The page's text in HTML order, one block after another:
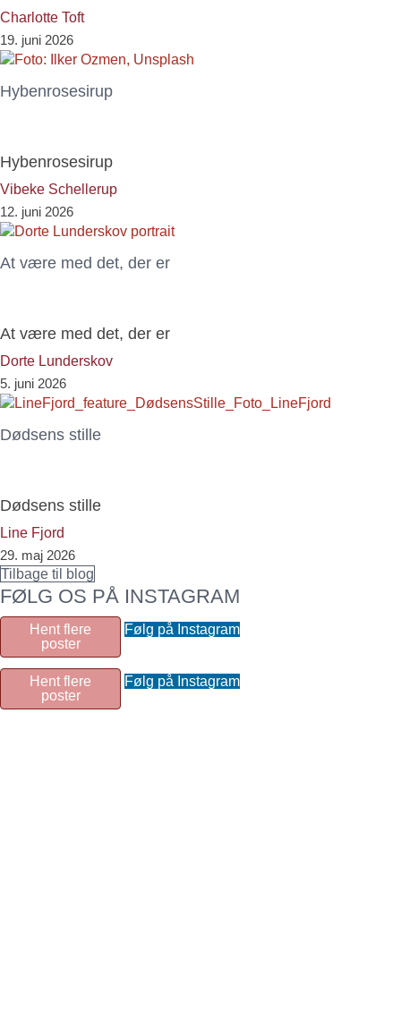
Charlotte Toft
19. juni 2026
Hybenrosesirup
Hybenrosesirup
Vibeke Schellerup
12. juni 2026
At være med det, der er
At være med det, der er
Dorte Lunderskov
5. juni 2026
Dødsens stille
Dødsens stille
Line Fjord
29. maj 2026
Tilbage til blog
FØLG OS PÅ INSTAGRAM
Hent flere
poster
Følg på Instagram
Hent flere
poster
Følg på Instagram